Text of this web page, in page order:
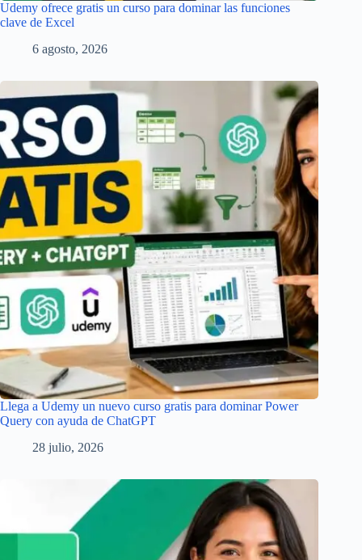
Udemy ofrece gratis un curso para dominar las funciones
clave de Excel
6 agosto, 2026
Llega a Udemy un nuevo curso gratis para dominar Power
Query con ayuda de ChatGPT
28 julio, 2026